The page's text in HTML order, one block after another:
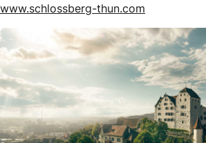
www.schlossberg-thun.com